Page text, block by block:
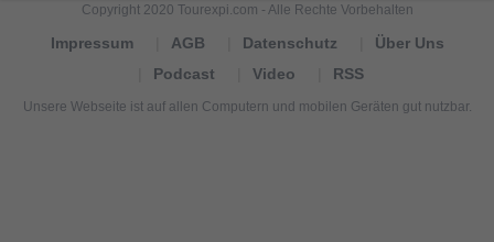
Copyright 2020 Tourexpi.com - Alle Rechte Vorbehalten
Impressum AGB Datenschutz
Über Uns
Podcast
Video RSS
Unsere Webseite ist auf allen Computern und mobilen Geräten gut nutzbar.